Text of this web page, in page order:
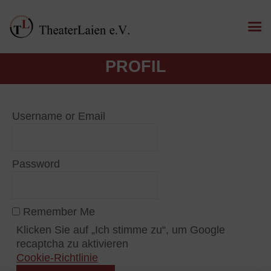
PROFIL
Username or Email
Password
Remember Me
Klicken Sie auf „Ich stimme zu“, um Google
recaptcha zu aktivieren
Cookie-Richtlinie